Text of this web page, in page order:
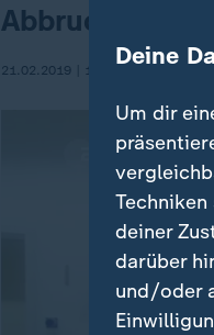
Abbruch und
21.02.2019 | 13:00 Deine
Um dir
deiner
darüber
und/oder